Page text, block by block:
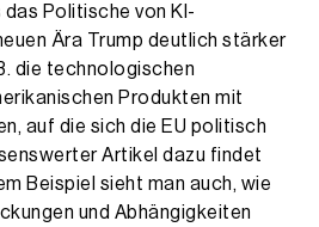
Politische von KI-
Ära Trump deutlich stärker
die technologischen
Produkten mit
auf die sich die EU politisch
Artikel dazu findet
Beispiel sieht man auch, wie
und Abhängigkeiten